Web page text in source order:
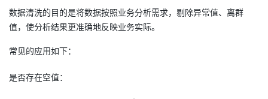
博
客
的
论
坛
我
的
圈
我
的
我
堂
我
的
我
我
的
技
我
的
数据清洗的目的是将数据按照业务分析需求，剔除异常值、离群
值，使分析结果更准确地反映业务实际。
常见的应用如下：
是否存在空值：